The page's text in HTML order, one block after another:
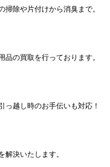
除や片付けから消臭まで。
の買取を行っております。
っ越し時のお手伝いも対応！
決いたします。